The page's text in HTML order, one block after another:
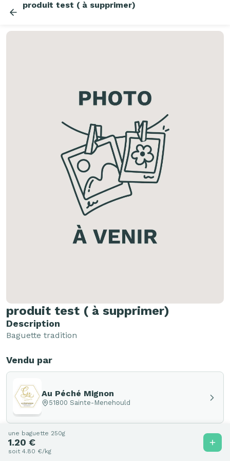
produit test ( à supprimer)
produit test ( à supprimer)
Description
Baguette tradition
Vendu par
Au Péché Mignon
51800 Sainte-Menehould
une baguette 250g
1.20 €
soit 4.80 €/kg